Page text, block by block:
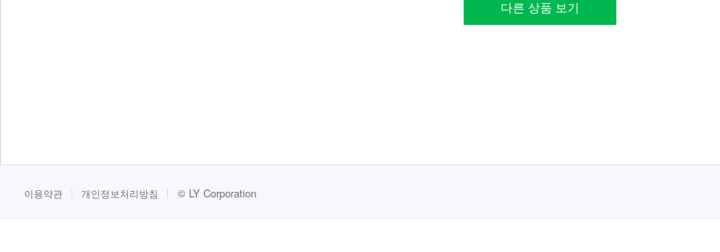
다른 상품 보기
이용약관 개인정보처리방침 © LY Corporation